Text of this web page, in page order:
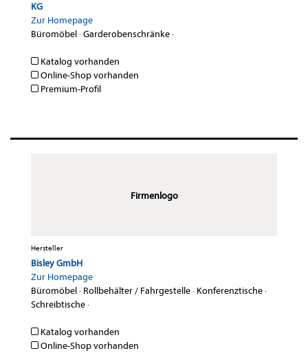
KG
Zur Homepage
Büromöbel·Garderobenschränke·
Katalog vorhanden
Online-Shop vorhanden
Premium-Profil
Firmenlogo
Hersteller
Bisley GmbH
Zur Homepage
Büromöbel· Rollbehälter / Fahrgestelle· Konferenztische·
Schreibtische·
Katalog vorhanden
Online-Shop vorhanden